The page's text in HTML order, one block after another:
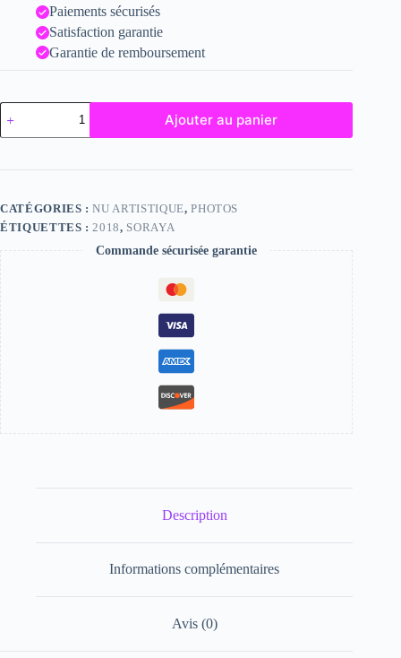
Paiements sécurisés
Satisfaction garantie
Garantie de remboursement
quantité
de
Soraya
Ajouter au panier
CATÉGORIES :NU ARTISTIQUE,PHOTOS
ÉTIQUETTES : 2018, SORAYA
Commande sécurisée garantie
Description
Informations complémentaires
Avis (0)